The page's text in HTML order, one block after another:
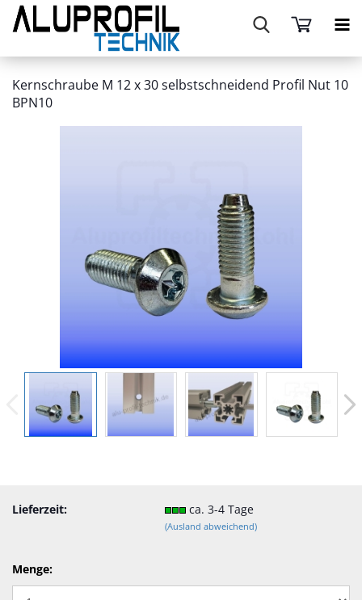
Kernschraube M 12 x 30 selbstschneidend Profil Nut 10
BPN10
Lieferzeit: ca. 3-4 Tage
(Ausland abweichend)
Menge: